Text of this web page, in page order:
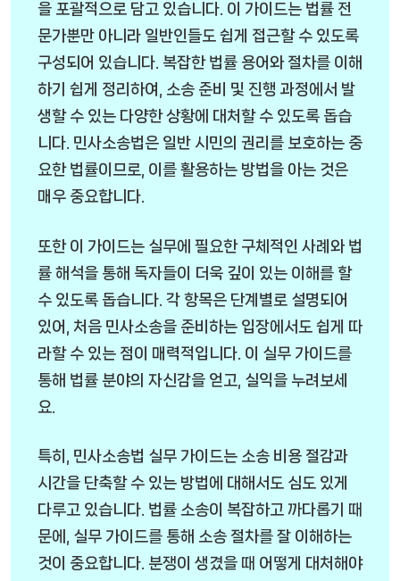
을 포괄적으로 담고 있습니다. 이 가이드는 법률 전
문가뿐만 아니라 일반인들도 쉽게 접근할 수 있도록
구성되어 있습니다. 복잡한 법률 용어와 절차를 이해
하기 쉽게 정리하여, 소송 준비 및 진행 과정에서 발
생할 수 있는 다양한 상황에 대처할 수 있도록 돕습
니다. 민사소송법은 일반 시민의 권리를 보호하는 중
요한 법률이므로, 이를 활용하는 방법을 아는 것은
매우 중요합니다.
또한 이 가이드는 실무에 필요한 구체적인 사례와 법
률 해석을 통해 독자들이 더욱 깊이 있는 이해를 할
수 있도록 돕습니다. 각 항목은 단계별로 설명되어
있어, 처음 민사소송을 준비하는 입장에서도 쉽게 따
라할 수 있는 점이 매력적입니다. 이 실무 가이드를
통해 법률 분야의 자신감을 얻고, 실익을 누려보세
요.
특히, 민사소송법 실무 가이드는 소송 비용 절감과
시간을 단축할 수 있는 방법에 대해서도 심도 있게
다루고 있습니다. 법률 소송이 복잡하고 까다롭기 때
문에, 실무 가이드를 통해 소송 절차를 잘 이해하는
것이 중요합니다. 분쟁이 생겼을 때 어떻게 대처해야